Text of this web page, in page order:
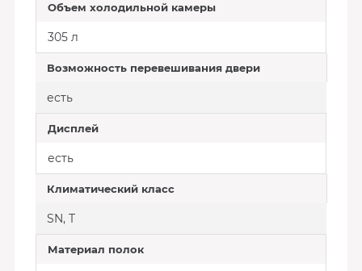
Объем холодильной камеры
305 л
Возможность перевешивания двери
есть
Дисплей
есть
Климатический класс
SN, T
Материал полок